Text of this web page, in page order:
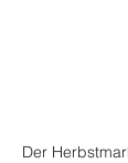
Der